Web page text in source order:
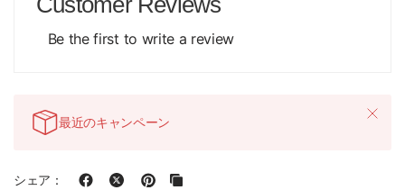
Be the first to write a review
最近のキャンペーン
シェア：